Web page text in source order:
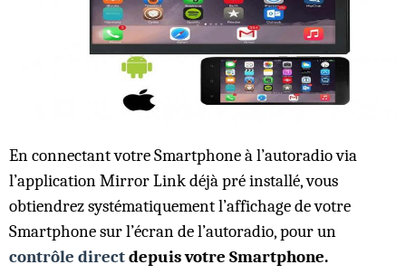
En connectant votre Smartphone à l’autoradio via
l’application Mirror Link déjà pré installé, vous
obtiendrez systématiquement l’affichage de votre
Smartphone sur l’écran de l’autoradio, pour un
contrôle directdepuis votre Smartphone.